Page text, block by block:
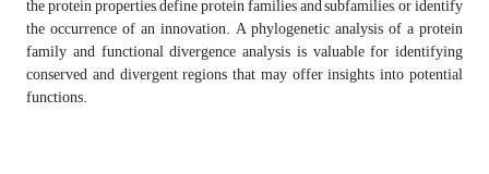
the protein properties, define protein families and subfamilies, or identify
the occurrence of an innovation. A phylogenetic analysis of a protein
family and functional divergence analysis is valuable for identifying
conserved and divergent regions that may offer insights into potential
functions.